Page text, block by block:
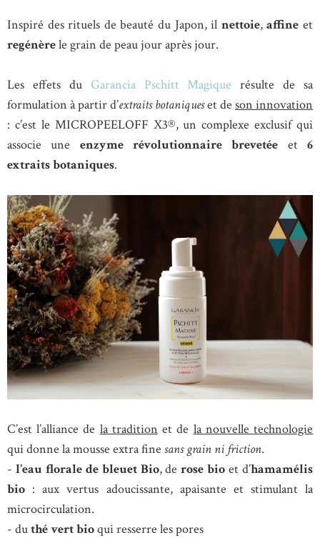
Inspiré des rituels de beauté du Japon, il nettoie,affine et
regénèrele grain de peau jour après jour.
Les effets du Garancia Pschitt Magique résulte de sa
formulation à partir d’extraits botaniqueset de son innovation
: c’est le MICROPEELOFF X3®, un complexe exclusif qui
associe une enzyme révolutionnaire brevetée et6
extraits botaniques.
C’est l’alliance de la tradition et de la nouvelle technologie
qui donne la mousse extra fine sans grain ni friction.
- l’eau florale de bleuet Bio, derose bio et d’hamamélis
bio : aux vertus adoucissante, apaisante et stimulant la
microcirculation.
- duthé vert bioqui resserre les pores